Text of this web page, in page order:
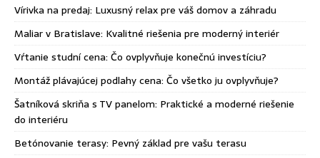
Vírivka na predaj: Luxusný relax pre váš domov a záhradu
Maliar v Bratislave: Kvalitné riešenia pre moderný interiér
Vŕtanie studní cena: Čo ovplyvňuje konečnú investíciu?
Montáž plávajúcej podlahy cena: Čo všetko ju ovplyvňuje?
Šatníková skriňa s TV panelom: Praktické a moderné riešenie
do interiéru
Betónovanie terasy: Pevný základ pre vašu terasu